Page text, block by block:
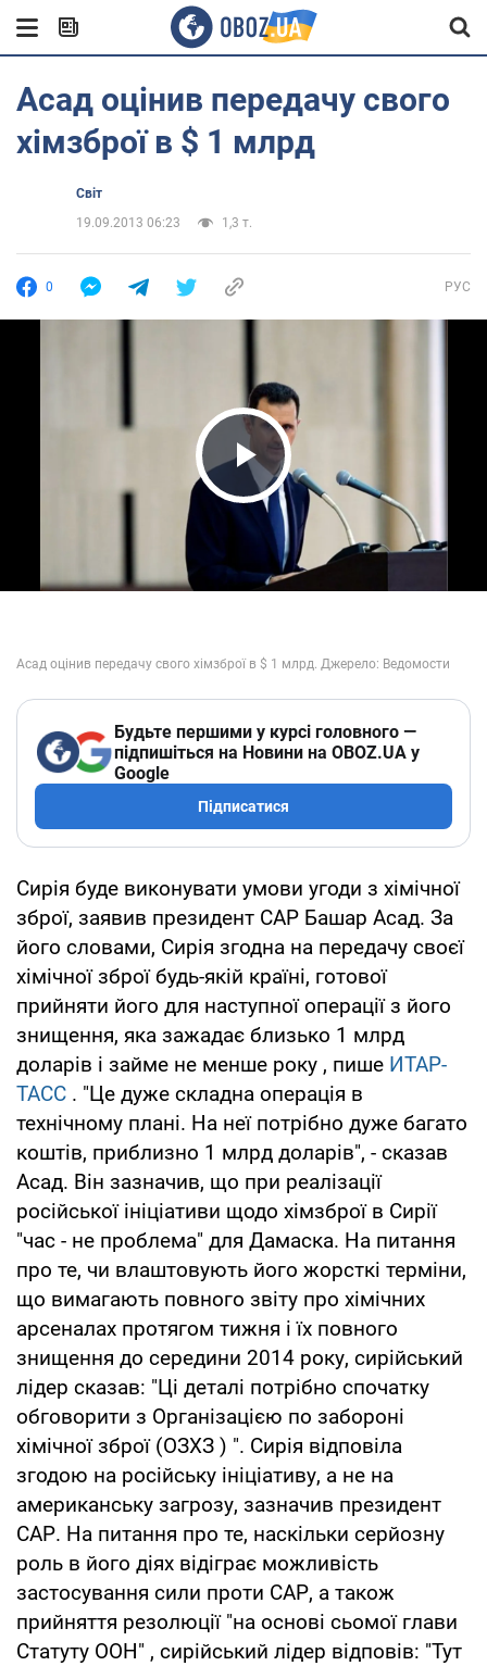
Асад оцінив передачу свого
хімзброї в $ 1 млрд
Світ
19.09.2013 06:23
1,3 т.
0 РУС
Play Video
Будьте першими у курсі головного —
підпишіться на Новини на OBOZ.UA у
Google
Підписатися
Сирія буде виконувати умови угоди з хімічної
зброї, заявив президент САР Башар Асад. За
його словами, Сирія згодна на передачу своєї
хімічної зброї будь-якій країні, готової
прийняти його для наступної операції з його
знищення, яка зажадає близько 1 млрд
доларів і займе не менше року , пише ИТАР-
ТАСС . "Це дуже складна операція в
технічному плані. На неї потрібно дуже багато
коштів, приблизно 1 млрд доларів", - сказав
Асад. Він зазначив, що при реалізації
російської ініціативи щодо хімзброї в Сирії
"час - не проблема" для Дамаска. На питання
про те, чи влаштовують його жорсткі терміни,
що вимагають повного звіту про хімічних
арсеналах протягом тижня і їх повного
знищення до середини 2014 року, сирійський
лідер сказав: "Ці деталі потрібно спочатку
обговорити з Організацією по забороні
хімічної зброї (ОЗХЗ ) ". Сирія відповіла
згодою на російську ініціативу, а не на
американську загрозу, зазначив президент
САР. На питання про те, наскільки серйозну
роль в його діях відіграє можливість
застосування сили проти САР, а також
прийняття резолюції "на основі сьомої глави
Статуту ООН" , сирійський лідер відповів: "Тут